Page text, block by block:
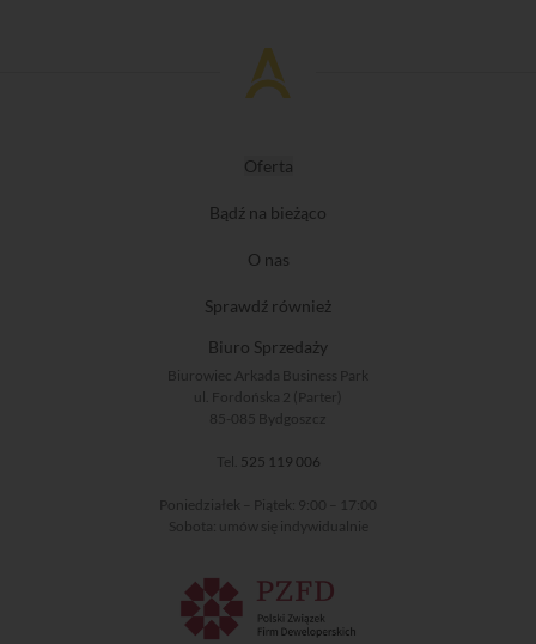
Oferta
Bądź na bieżąco
O nas
Sprawdź również
Biuro Sprzedaży
Biurowiec Arkada Business Park
ul. Fordońska 2 (Parter)
85-085 Bydgoszcz
Tel. 525 119 006
Poniedziałek – Piątek: 9:00 – 17:00
Sobota: umów się indywidualnie